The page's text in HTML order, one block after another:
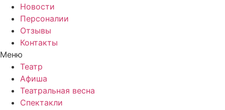
Новости
Персоналии
Отзывы
Контакты
Меню
Театр
Афиша
Театральная весна
Спектакли